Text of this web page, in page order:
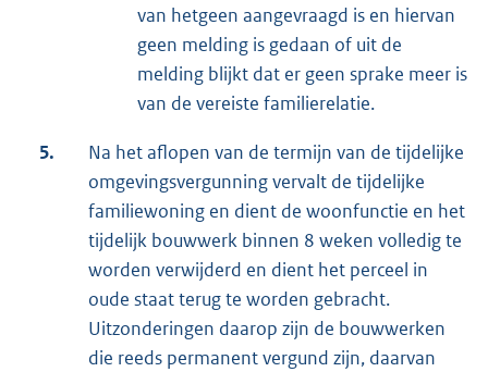
van hetgeen aangevraagd is en hiervan
geen melding is gedaan of uit de
melding blijkt dat er geen sprake meer is
van de vereiste familierelatie.
5.
Na het aflopen van de termijn van de tijdelijke
omgevingsvergunning vervalt de tijdelijke
familiewoning en dient de woonfunctie en het
tijdelijk bouwwerk binnen 8 weken volledig te
worden verwijderd en dient het perceel in
oude staat terug te worden gebracht.
Uitzonderingen daarop zijn de bouwwerken
die reeds permanent vergund zijn, daarvan